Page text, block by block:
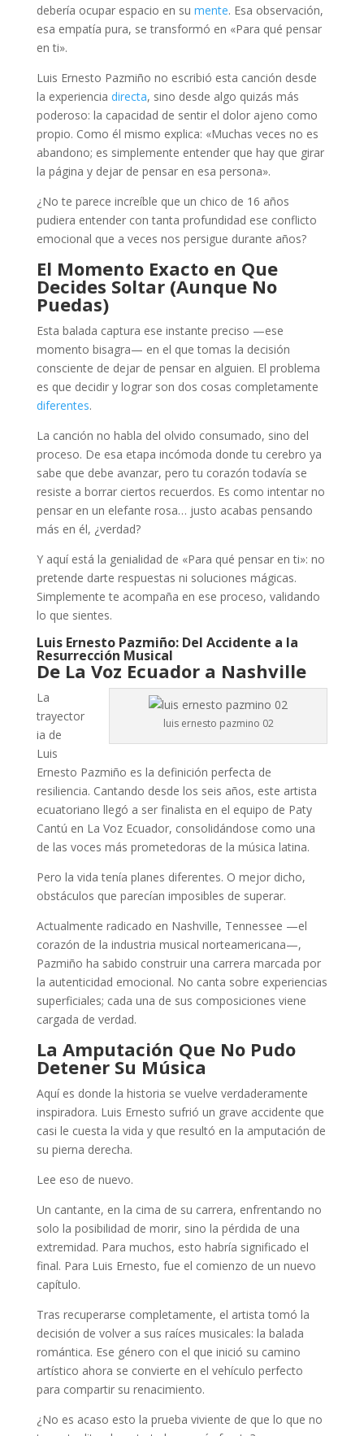
debería ocupar espacio en su mente. Esa observación,
esa empatía pura, se transformó en «Para qué pensar
en ti».
Luis Ernesto Pazmiño no escribió esta canción desde
la experiencia directa, sino desde algo quizás más
poderoso: la capacidad de sentir el dolor ajeno como
propio. Como él mismo explica: «Muchas veces no es
abandono; es simplemente entender que hay que girar
la página y dejar de pensar en esa persona».
¿No te parece increíble que un chico de 16 años
pudiera entender con tanta profundidad ese conflicto
emocional que a veces nos persigue durante años?
El Momento Exacto en Que
Decides Soltar (Aunque No
Puedas)
Esta balada captura ese instante preciso —ese
momento bisagra— en el que tomas la decisión
consciente de dejar de pensar en alguien. El problema
es que decidir y lograr son dos cosas completamente
diferentes.
La canción no habla del olvido consumado, sino del
proceso. De esa etapa incómoda donde tu cerebro ya
sabe que debe avanzar, pero tu corazón todavía se
resiste a borrar ciertos recuerdos. Es como intentar no
pensar en un elefante rosa… justo acabas pensando
más en él, ¿verdad?
Y aquí está la genialidad de «Para qué pensar en ti»: no
pretende darte respuestas ni soluciones mágicas.
Simplemente te acompaña en ese proceso, validando
lo que sientes.
Luis Ernesto Pazmiño: Del Accidente a la
Resurrección Musical
De La Voz Ecuador a Nashville
luis ernesto pazmino 02
La
trayector
ia de
Luis
Ernesto Pazmiño es la definición perfecta de
resiliencia. Cantando desde los seis años, este artista
ecuatoriano llegó a ser finalista en el equipo de Paty
Cantú en La Voz Ecuador, consolidándose como una
de las voces más prometedoras de la música latina.
Pero la vida tenía planes diferentes. O mejor dicho,
obstáculos que parecían imposibles de superar.
Actualmente radicado en Nashville, Tennessee —el
corazón de la industria musical norteamericana—,
Pazmiño ha sabido construir una carrera marcada por
la autenticidad emocional. No canta sobre experiencias
superficiales; cada una de sus composiciones viene
cargada de verdad.
La Amputación Que No Pudo
Detener Su Música
Aquí es donde la historia se vuelve verdaderamente
inspiradora. Luis Ernesto sufrió un grave accidente que
casi le cuesta la vida y que resultó en la amputación de
su pierna derecha.
Lee eso de nuevo.
Un cantante, en la cima de su carrera, enfrentando no
solo la posibilidad de morir, sino la pérdida de una
extremidad. Para muchos, esto habría significado el
final. Para Luis Ernesto, fue el comienzo de un nuevo
capítulo.
Tras recuperarse completamente, el artista tomó la
decisión de volver a sus raíces musicales: la balada
romántica. Ese género con el que inició su camino
artístico ahora se convierte en el vehículo perfecto
para compartir su renacimiento.
¿No es acaso esto la prueba viviente de que lo que no